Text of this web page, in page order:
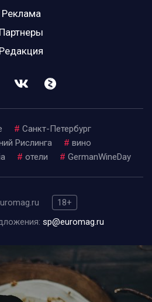
Реклама
Партнеры
Редакция
# Санкт-Петербург
Рислинга # вино
# отели # GermanWineDay
18+
sp@euromag.ru